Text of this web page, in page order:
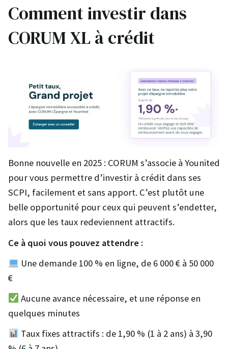
Comment investir dans
CORUM XL à crédit
Bonne nouvelle en 2025 : CORUM s’associe à Younited
pour vous permettre d’investir à crédit dans ses
SCPI, facilement et sans apport. C’est plutôt une
belle opportunité pour ceux qui peuvent s’endetter,
alors que les taux redeviennent attractifs.
Ce à quoi vous pouvez attendre :
Une demande 100 % en ligne, de 6 000 € à 50 000
€
Aucune avance nécessaire, et une réponse en
quelques minutes
Taux fixes attractifs : de 1,90 % (1 à 2 ans) à 3,90